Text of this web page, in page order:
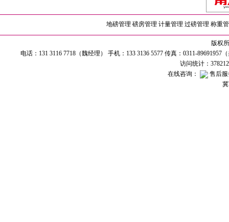
地磅管理 磅房管理 计量管理 过磅管理 称重
版权
电话：131 3116 7718（魏经理） 手机：133 3136 5577 传真：0311-
访问统计：
在线咨询：
售后